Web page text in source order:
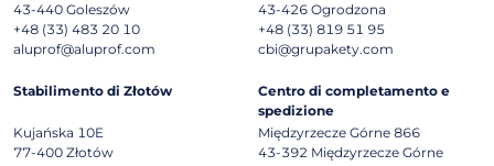
43-440 Goleszów
+48 (33) 483 20 10
aluprof@aluprof.com
43-426 Ogrodzona
+48 (33) 819 51 95
cbi@grupakety.com
Stabilimento di Złotów
Kujańska 10E
77-400 Złotów
Centro di completamento e
spedizione
Międzyrzecze Górne 866
43-392 Międzyrzecze Górne